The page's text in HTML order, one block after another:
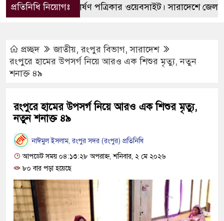
প্রতিনিধি নিয়োগঃ
এটি একটি প্রিন্টভার্ষণ পত্রিকার ওয়েবসাইট। সারাদেশে
প্রচ্ছদ জাতীয়,রংপুর বিভাগ,সারাদেশ
রংপুরে হামের উপসর্গ নিয়ে আরও এক শিশুর মৃত্যু, নতুন
শনাক্ত ৪৯
রংপুরে হামের উপসর্গ নিয়ে আরও এক শিশুর মৃত্যু,
নতুন শনাক্ত ৪৯
নাঈমুল ইসলাম, রংপুর সদর (রংপুর) প্রতিনিধি
আপডেট সময় ০৪:১৩:২৮ অপরাহ্ন, শনিবার, ২ মে ২০২৬
৮০ বার পড়া হয়েছে